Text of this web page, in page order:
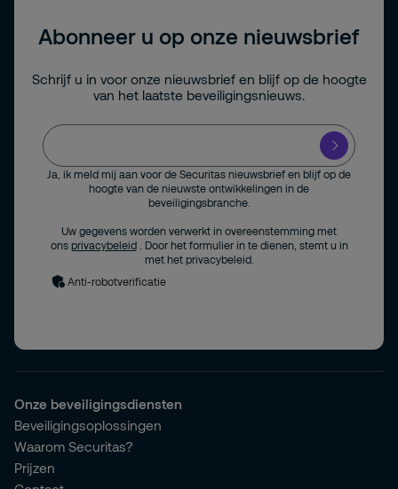
Abonneer u op onze nieuwsbrief
Schrijf u in voor onze nieuwsbrief en blijf op de hoogte
van het laatste beveiligingsnieuws.
Ja, ik meld mij aan voor de Securitas nieuwsbrief en blijf op de
hoogte van de nieuwste ontwikkelingen in de
beveiligingsbranche.
Uw gegevens worden verwerkt in overeenstemming met
ons privacybeleid
. Door het formulier in te dienen, stemt u in
met het privacybeleid.
Anti-robotverificatie
Onze beveiligingsdiensten
Beveiligingsoplossingen
Waarom Securitas?
Prijzen